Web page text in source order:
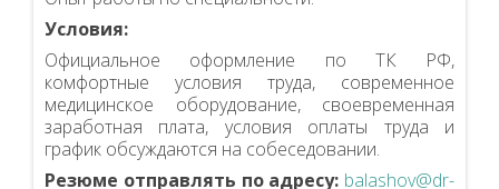
Условия:
Официальное оформление по ТК РФ,
комфортные условия труда, современное
медицинское оборудование, своевременная
заработная плата, условия оплаты труда и
график обсуждаются на собеседовании.
Резюме отправлять по адресу: balashov@dr-